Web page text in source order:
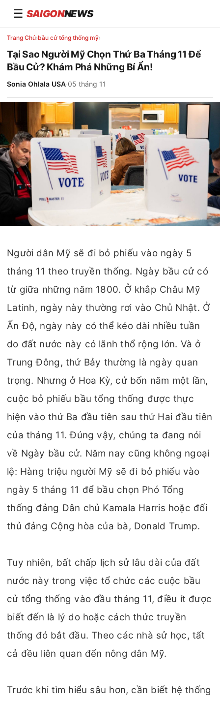
☰ SAIGONNEWS
Trang Chủ›bầu cử tổng thống mỹ›
Tại Sao Người Mỹ Chọn Thứ Ba Tháng 11 Để
Bầu Cử? Khám Phá Những Bí Ẩn!
Sonia Ohlala USA·05 tháng 11
Người dân Mỹ sẽ đi bỏ phiếu vào ngày 5
tháng 11 theo truyền thống. Ngày bầu cử có
từ giữa những năm 1800. Ở khắp Châu Mỹ
Latinh, ngày này thường rơi vào Chủ Nhật. Ở
Ấn Độ, ngày này có thể kéo dài nhiều tuần
do đất nước này có lãnh thổ rộng lớn. Và ở
Trung Đông, thứ Bảy thường là ngày quan
trọng. Nhưng ở Hoa Kỳ, cứ bốn năm một lần,
cuộc bỏ phiếu bầu tổng thống được thực
hiện vào thứ Ba đầu tiên sau thứ Hai đầu tiên
của tháng 11. Đúng vậy, chúng ta đang nói
về Ngày bầu cử. Năm nay cũng không ngoại
lệ: Hàng triệu người Mỹ sẽ đi bỏ phiếu vào
ngày 5 tháng 11 để bầu chọn Phó Tổng
thống đảng Dân chủ Kamala Harris hoặc đối
thủ đảng Cộng hòa của bà, Donald Trump.
Tuy nhiên, bất chấp lịch sử lâu dài của đất
nước này trong việc tổ chức các cuộc bầu
cử tổng thống vào đầu tháng 11, điều ít được
biết đến là lý do hoặc cách thức truyền
thống đó bắt đầu. Theo các nhà sử học, tất
cả đều liên quan đến nông dân Mỹ.
Trước khi tìm hiểu sâu hơn, cần biết hệ thống